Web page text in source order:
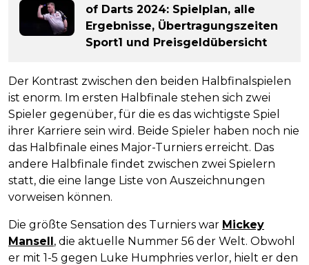
of Darts 2024: Spielplan, alle
Ergebnisse, Übertragungszeiten
Sport1 und Preisgeldübersicht
Der Kontrast zwischen den beiden Halbfinalspielen
ist enorm. Im ersten Halbfinale stehen sich zwei
Spieler gegenüber, für die es das wichtigste Spiel
ihrer Karriere sein wird. Beide Spieler haben noch nie
das Halbfinale eines Major-Turniers erreicht. Das
andere Halbfinale findet zwischen zwei Spielern
statt, die eine lange Liste von Auszeichnungen
vorweisen können.
Die größte Sensation des Turniers war Mickey
Mansell, die aktuelle Nummer 56 der Welt. Obwohl
er mit 1-5 gegen Luke Humphries verlor, hielt er den